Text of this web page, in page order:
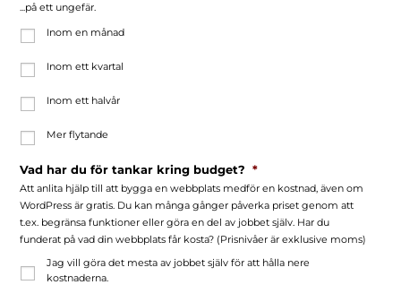
...på ett ungefär.
Inom en månad
Inom ett kvartal
Inom ett halvår
Mer flytande
Vad har du för tankar kring budget? *
Att anlita hjälp till att bygga en webbplats medför en kostnad, även om
WordPress är gratis. Du kan många gånger påverka priset genom att
t.ex. begränsa funktioner eller göra en del av jobbet själv. Har du
funderat på vad din webbplats får kosta? (Prisnivåer är exklusive moms)
Jag vill göra det mesta av jobbet själv för att hålla nere
kostnaderna.